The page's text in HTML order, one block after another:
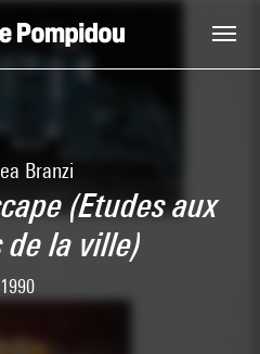
Branzi
(Etudes aux
de la ville)
1990